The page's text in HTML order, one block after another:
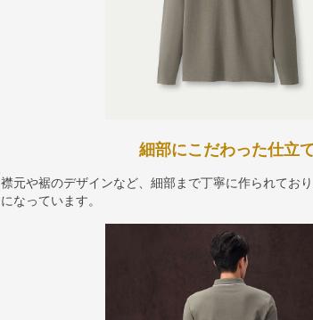
細部にこだわった仕立
襟元や裾のデザインなど、細部まで丁寧に作られてお
になっています。